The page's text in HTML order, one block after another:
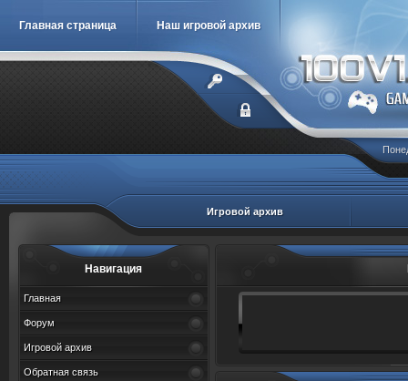
Главная страница Наш игровой архив
Игровой архив
Навигация
Главная
Форум
Игровой архив
Обратная связь